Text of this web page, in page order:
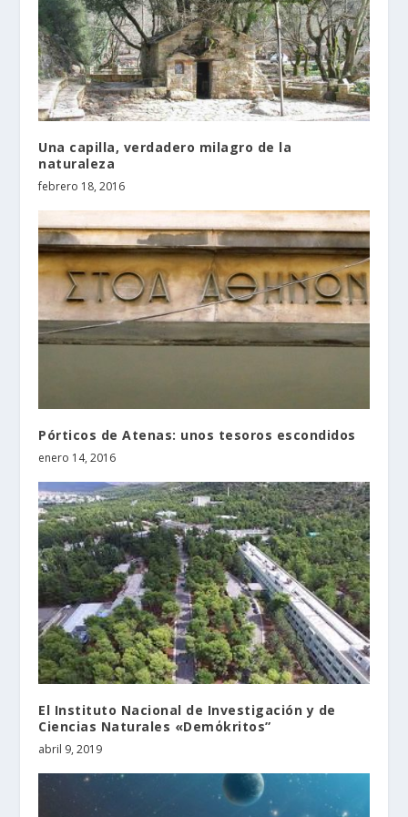
Una capilla, verdadero milagro de la
naturaleza
febrero 18, 2016
Pórticos de Atenas: unos tesoros escondidos
enero 14, 2016
El Instituto Nacional de Investigación y de
Ciencias Naturales «Demόkritos”
abril 9, 2019